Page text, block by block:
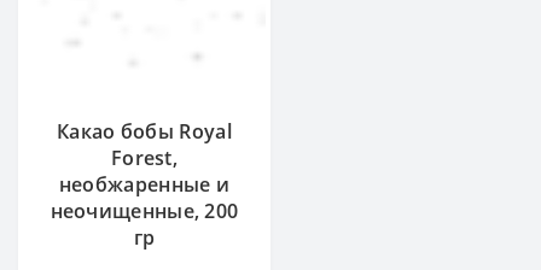
Какао бобы Royal
Forest,
необжаренные и
неочищенные, 200
гр